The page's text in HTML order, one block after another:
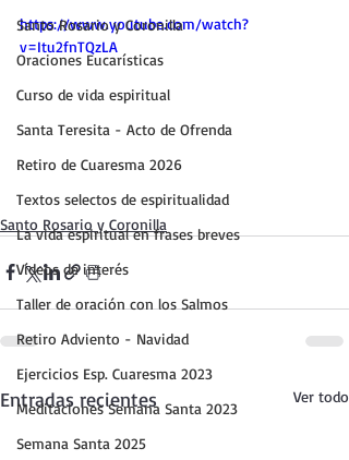
Santo Rosario y Coronilla
Oraciones Eucarísticas
Curso de vida espiritual
Santa Teresita - Acto de Ofrenda
Retiro de Cuaresma 2026
Textos selectos de espiritualidad
La vida espiritual en frases breves
Vídeos de interés
Taller de oración con los Salmos
Retiro Adviento - Navidad
Ejercicios Esp. Cuaresma 2023
Meditaciones Semana Santa 2023
Semana Santa 2025
https://www.youtube.com/watch?
v=Itu2fnTQzLA
Santo Rosario y Coronilla
Entradas recientes Ver todo